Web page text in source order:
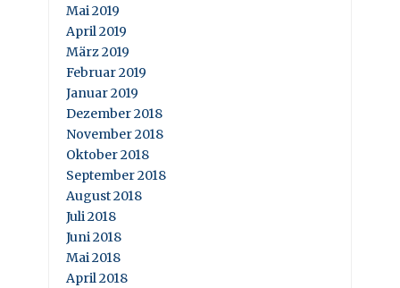
Mai 2019
April 2019
März 2019
Februar 2019
Januar 2019
Dezember 2018
November 2018
Oktober 2018
September 2018
August 2018
Juli 2018
Juni 2018
Mai 2018
April 2018